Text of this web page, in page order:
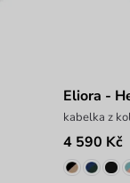
Eliora -
kabelka z
4 590 Kč